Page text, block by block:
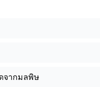
จากมลพิษ